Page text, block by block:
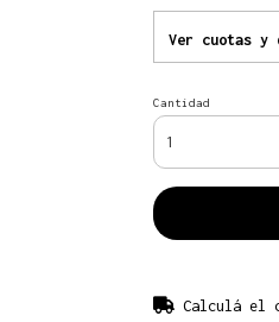
Ver cuotas y
Cantidad
Calculá el